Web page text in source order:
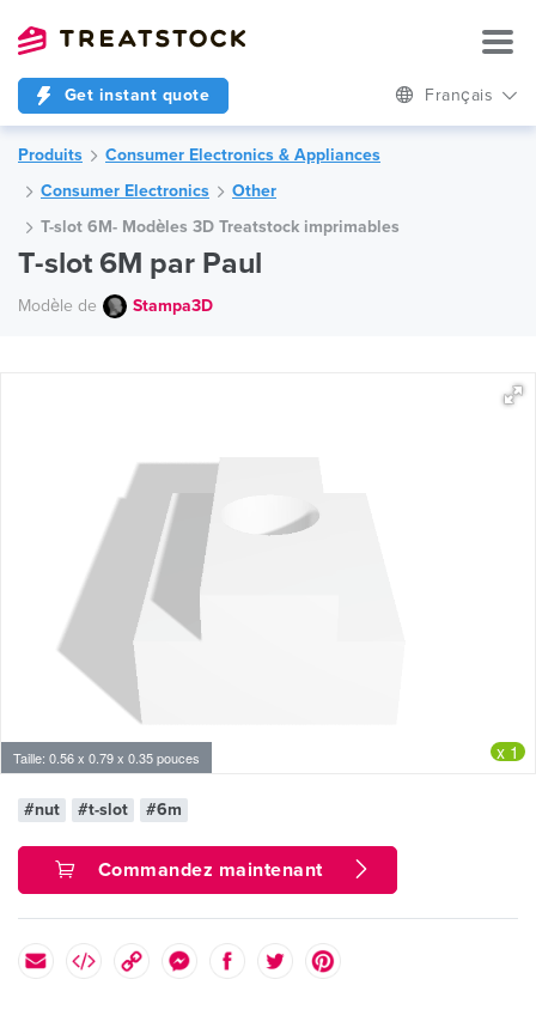
Get instant quote Français
Produits
Consumer Electronics & Appliances
Consumer Electronics
Other
T-slot 6M- Modèles 3D Treatstock imprimables
T-slot 6M par Paul
Modèle de Stampa3D
Taille: 0.56 x 0.79 x 0.35 pouces x 1
#nut #t-slot #6m
Commandez maintenant